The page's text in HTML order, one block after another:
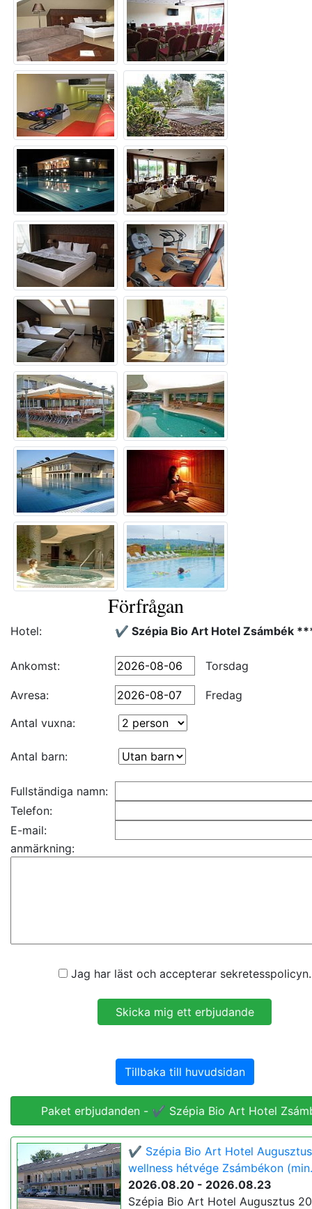
Förfrågan
Hotel: ✔️ Szépia Bio Art Hotel Zsámbék
Ankomst: Torsdag
Avresa:
Fredag
Antal vuxna:
Antal barn:
Fullständiga namn:
Telefon:
E-mail:
anmärkning:
Jag har läst och accepterar sekretesspolicyn.
Tillbaka till huvudsidan
Paket erbjudanden - ✔️ Szépia Bio Art Hotel
✔️ Szépia Bio Art Hotel
wellness hétvége Zsámbékon
2026.08.20 - 2026.08.23
Szépia Bio Art Hotel Augusztus